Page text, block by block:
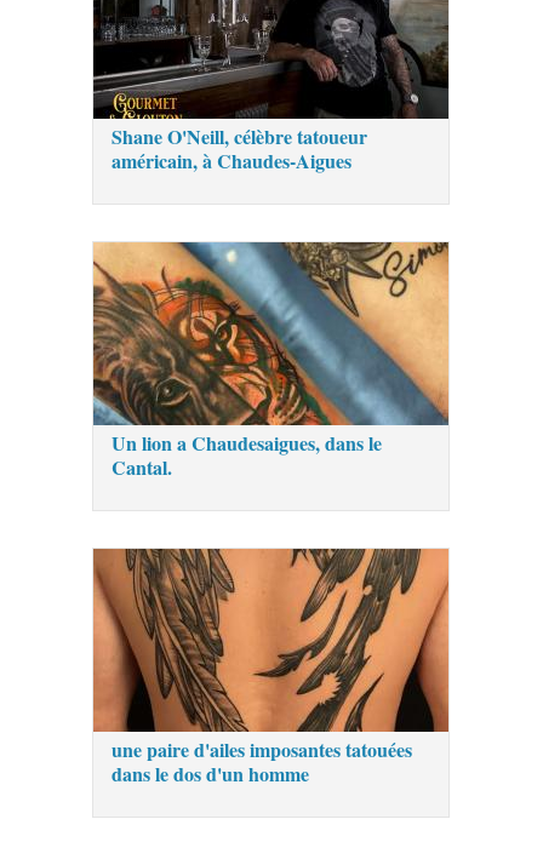
Shane O'Neill, célèbre tatoueur
américain, à Chaudes-Aigues
Un lion a Chaudesaigues, dans le
Cantal.
une paire d'ailes imposantes tatouées
dans le dos d'un homme